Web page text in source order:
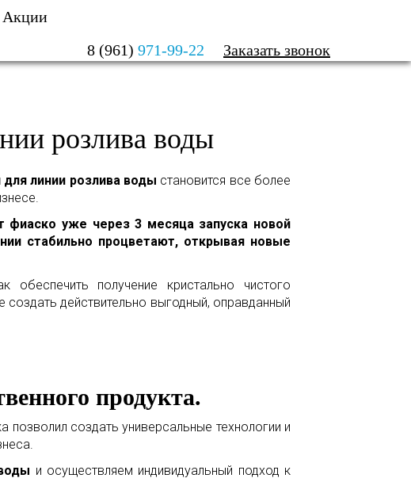
Акции
8 (961) 971-99-22 Заказать звонок
ОЧИСТКИ ДЛЯ ЛИНИИ РОЗЛИВА ВОДЫ
розлива воды
для линии розлива воды становится все более
фиаско уже через 3 месяца запуска новой
стабильно процветают, открывая новые
получение кристально чистого
создать действительно выгодный, оправданный
продукта.
создать универсальные технологии и
и осуществляем индивидуальный подход к